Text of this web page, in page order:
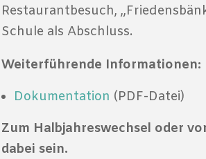
Restaurantbesuch,
Schule als Abschluss.
Weiterführende Informationen:
Dokumentation (PDF-Datei)
Zum Halbjahreswechsel oder
dabei sein.